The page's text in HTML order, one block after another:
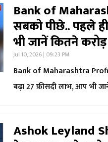
Bank of
सबको पीछे.. पहले
भी जानें कितने
Jul 10, 2026 | 09:23 PM
Bank of Maharashtra
बढ़ा 27 फ़ीसदी लाभ, आप भी
Ashok Leyland